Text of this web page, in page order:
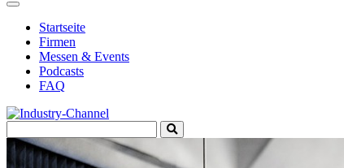
Toggle
navigationStartseite
Firmen
Messen & Events
Podcasts
FAQ
for:
Submit
Search